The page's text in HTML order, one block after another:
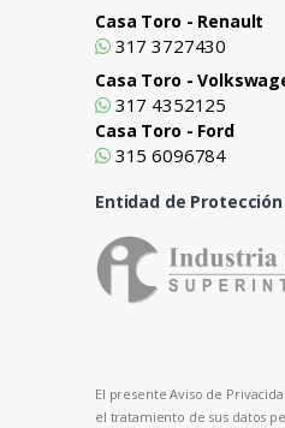
Casa Toro - Renault
317 3727430
Casa Toro -
317 4352125
Casa Toro - Ford
315 6096784
Entidad de
El presente Aviso de
el tratamiento de sus datos